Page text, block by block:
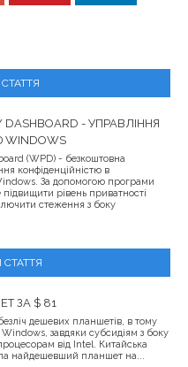
DASHBOARD - УПРАВЛІННЯ
WINDOWS
(WPD) - безкоштовна
конфіденційністю в
За допомогою програми
рівень приватності
стеження з боку
ЗА $ 81
дешевих планшетів, в тому
завдяки субсидіям з боку
від Intel. Китайська
найдешевший планшет на...